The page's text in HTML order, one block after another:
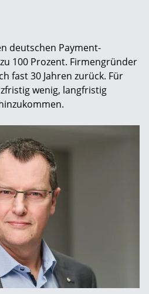
deutschen Payment-
100 Prozent. Firmengründer
fast 30 Jahren zurück. Für
wenig, langfristig